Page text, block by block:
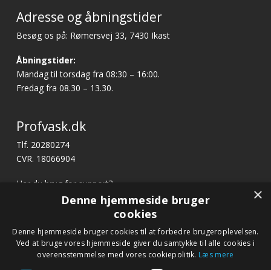
Adresse og åbningstider
Besøg os på: Rømersvej 33, 7430 Ikast
Åbningstider:
Mandag til torsdag fra 08:30 – 16:00.
Fredag fra 08.30 – 13.30.
Profvask.dk
Tlf. 20280274
CVR. 18066904
Har du brug for support?
profvask@kpa.dk
Hurtige links
Betingelser og garanti
Kontakt
Bliv ringet op
Ring til os på tlf. 20 28 02 74 eller notér dit nummer
×
Denne hjemmeside bruger
cookies
Denne hjemmeside bruger cookies til at forbedre brugeroplevelsen.
Ved at bruge vores hjemmeside giver du samtykke til alle cookies i
overensstemmelse med vores cookiepolitik. Læs mere